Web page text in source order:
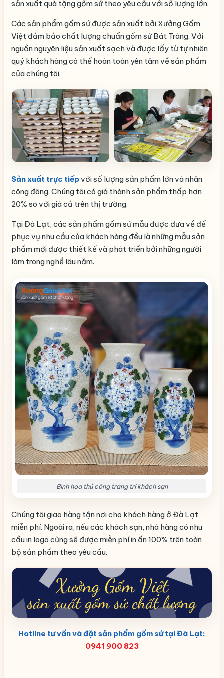
sản xuất quà tặng gốm sứ theo yêu cầu với số lượng lớn.
Các sản phẩm gốm sứ được sản xuất bởi Xưởng Gốm
Việt đảm bảo chất lượng chuẩn gốm sứ Bát Tràng. Với
nguồn nguyên liệu sản xuất sạch và được lấy từ tự nhiên,
quý khách hàng có thể hoàn toàn yên tâm về sản phẩm
của chúng tôi.
Sản xuất trực tiếpvới số lượng sản phẩm lớn và nhân
công đông. Chúng tôi có giá thành sản phẩm thấp hơn
20% so với giá cả trên thị trường.
Tại Đà Lạt, các sản phẩm gốm sứ mẫu được đưa về để
phục vụ nhu cầu của khách hàng đều là những mẫu sản
phẩm mới được thiết kế và phát triển bởi những người
làm trong nghề lâu năm.
Bình hoa thủ công trang trí khách sạn
Chúng tôi giao hàng tận nơi cho khách hàng ở Đà Lạt
miễn phí. Ngoài ra, nếu các khách sạn, nhà hàng có nhu
cầu in logo cũng sẽ được miễn phí in ấn 100% trên toàn
bộ sản phẩm theo yêu cầu.
Hotline tư vấn và đặt sản phẩm gốm sứ tại Đà Lạt:
0941 900 823